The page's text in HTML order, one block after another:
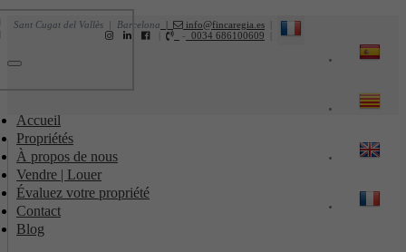
| info@fincaregia.es
Sant Cugat del Vallès | Barcelona
0034 686100609
-
Toggle
Accueil
Propriétés
À propos de nous
Vendre | Louer
Évaluez votre propriété
Contact
Blog